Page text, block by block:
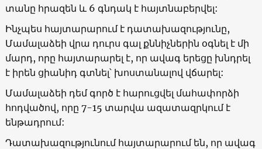
տանը հրազեն և 6 գնդակ է հայտնաբերվել:
Ինչպես հայտարարում է դատախազությունը,
Մամալաձեի վրա դուրս գալ քննիչներին օգնել է մի
մարդ, որը հայտարարել է, որ ավագ երեցը խնդրել
է իրեն ցիանիդ գտնել՝ խոստանալով վճարել:
Մամալաձեի դեմ գործ է հարուցվել մահափորձի
հոդվածով, որը 7-15 տարվա ազատազրկում է
ենթադրում:
Դատախազությունում հայտարարում են, որ ավագ